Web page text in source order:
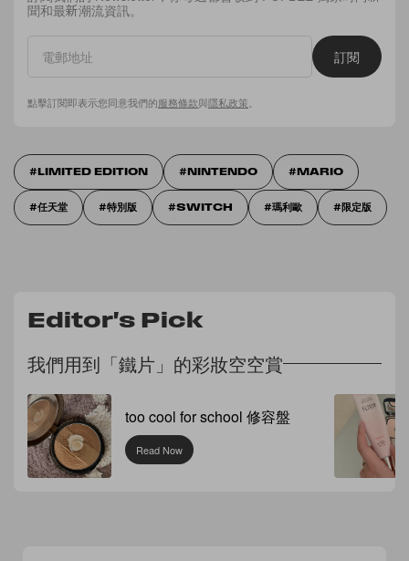
聞和最新潮流資訊。
訂閱
點擊訂閱即表示您同意我們的服務條款與隱私政策
LIMITED EDITION NINTENDO MARIO
任天堂 特別版 SWITCH 瑪利歐 限定版
Editor's Pick
我們用到「鐵片」的彩妝空空賞
too cool for school 修容盤
Read Now